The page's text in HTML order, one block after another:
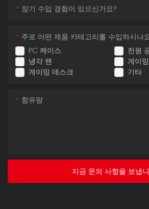
장기 수입 경험이 있으신가요?
PC 케이스
전원
냉각 팬
게이
게이밍 데스크
기타
주로 어떤 제품 카테고리를 수입하시나
함유량
지금 문의 사항을 보냅